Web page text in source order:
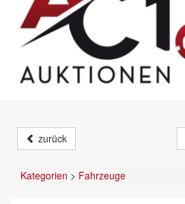
zurück
Kategorien > Fahrzeuge